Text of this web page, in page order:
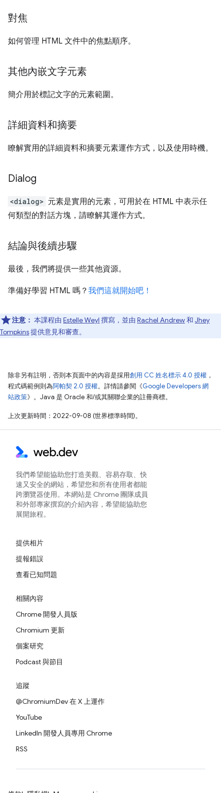
對焦
如何管理 HTML 文件中的焦點順序。
其他內嵌文字元素
簡介用於標記文字的元素範圍。
詳細資料和摘要
瞭解實用的詳細資料和摘要元素運作方式，以及使用時機。
Dialog
<dialog> 元素是實用的元素，可用於在 HTML 中表示任
何類型的對話方塊，請瞭解其運作方式。
結論與後續步驟
最後，我們將提供一些其他資源。
準備好學習 HTML 嗎？ 我們這就開始吧！
注意： 本課程由 Estelle Weyl 撰寫，並由 Rachel Andrew和 Jhey
Tompkins提供意見和審查。
除非另有註明，否則本頁面中的內容是採用創用 CC 姓名標示 4.0 授權 ，
程式碼範例則為阿帕契 2.0 授權。詳情請參閱《Google Developers 網
站政策》。Java 是 Oracle 和/或其關聯企業的註冊商標。
上次更新時間：2022-09-08 (世界標準時間)。
我們希望能協助您打造美觀、容易存取、快
速又安全的網站，希望您和所有使用者都能
跨瀏覽器使用。本網站是 Chrome 團隊成員
和外部專家撰寫的介紹內容，希望能協助您
展開旅程。
提供相片
提報錯誤
查看已知問題
相關內容
Chrome 開發人員版
Chromium 更新
個案研究
Podcast 與節目
追蹤
@ChromiumDev 在 X 上運作
YouTube
LinkedIn 開發人員專用 Chrome
RSS